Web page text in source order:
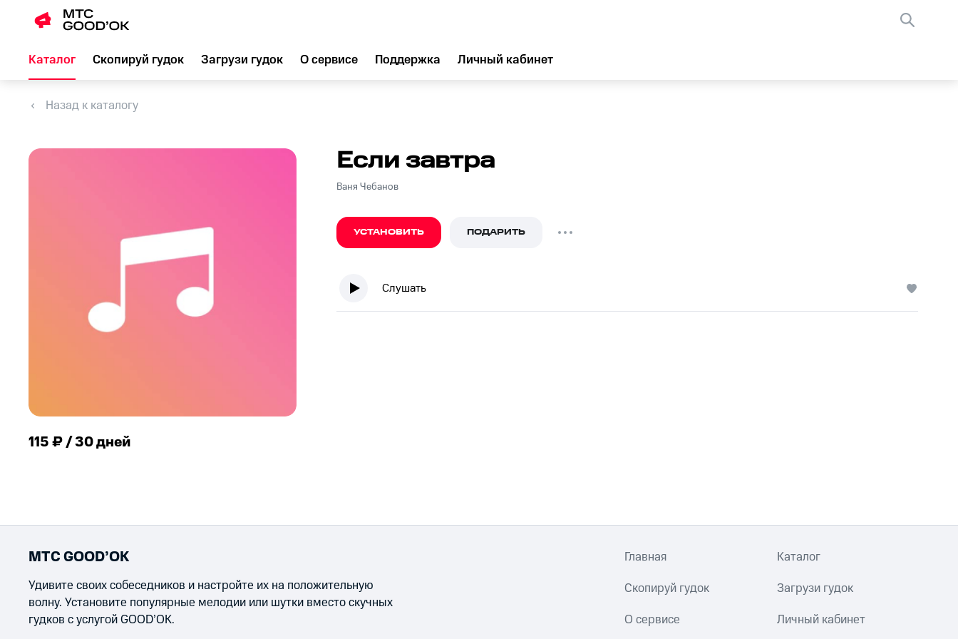
Каталог Скопируй гудок Загрузи гудок О сервисе Поддержка Личный кабинет
Назад к каталогу
115 ₽ / 30 дней
Если завтра
Ваня Чебанов
УСТАНОВИТЬ ПОДАРИТЬ
Слушать
МТС GOOD’OK
Удивите своих собеседников и настройте их на положительную
волну. Установите популярные мелодии или шутки вместо скучных
гудков с услугой GOOD’OK.
Главная Каталог
Скопируй гудок Загрузи гудок
О сервисе Личный кабинет